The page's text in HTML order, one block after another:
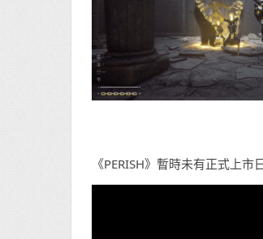
《PERISH》暫時未有正式上